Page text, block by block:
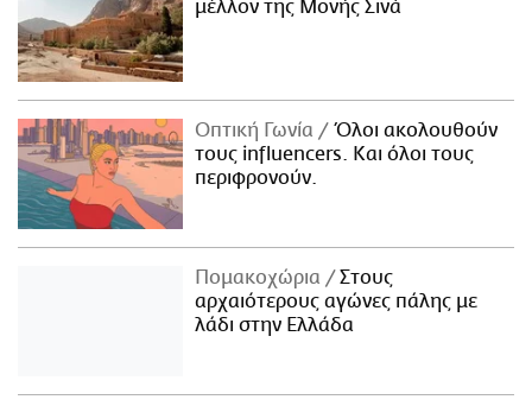
μέλλον της Μονής Σινά
Οπτική Γωνία
Όλοι ακολουθούν
τους influencers. Και όλοι τους
περιφρονούν.
Πομακοχώρια
Στους
αρχαιότερους αγώνες πάλης με
λάδι στην Ελλάδα